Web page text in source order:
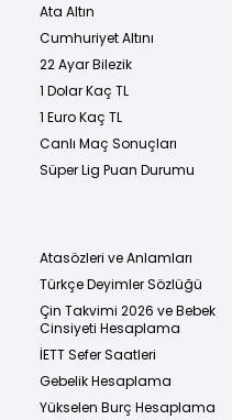
Ata Altın
Cumhuriyet Altını
22 Ayar Bilezik
1 Dolar Kaç TL
1 Euro Kaç TL
Canlı Maç Sonuçları
Süper Lig Puan Durumu
Atasözleri ve Anlamları
Türkçe Deyimler Sözlüğü
Çin Takvimi 2026 ve Bebek
Cinsiyeti Hesaplama
İETT Sefer Saatleri
Gebelik Hesaplama
Yükselen Burç Hesaplama